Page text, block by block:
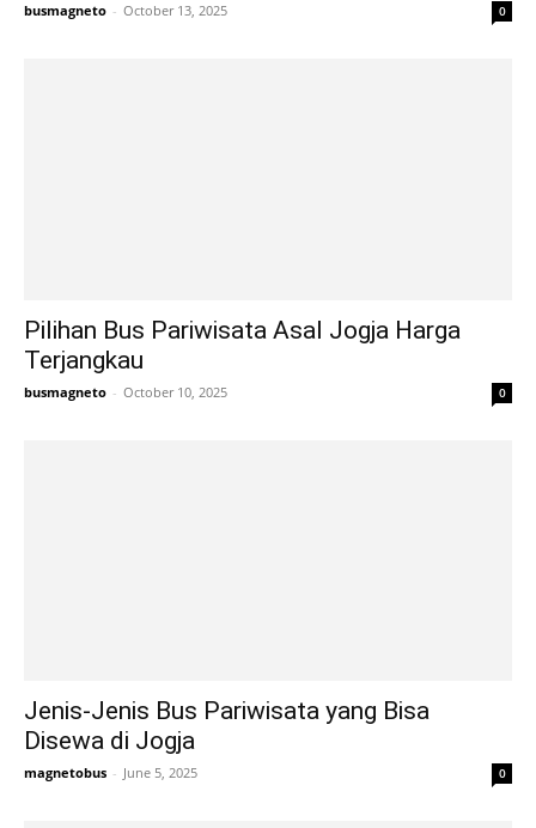
busmagneto - October 13, 2025 0
Pilihan Bus Pariwisata Asal Jogja Harga
Terjangkau
busmagneto - October 10, 2025 0
Jenis-Jenis Bus Pariwisata yang Bisa
Disewa di Jogja
magnetobus - June 5, 2025 0